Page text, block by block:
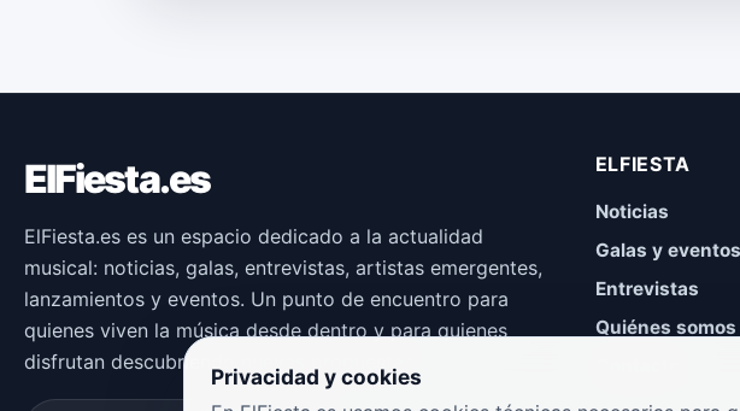
ElFiesta.es
ElFiesta.es es un espacio dedicado a la actualidad
musical: noticias, galas, entrevistas, artistas emergentes,
lanzamientos y eventos. Un punto de encuentro para
quienes viven la música desde dentro y para quienes
disfrutan descubriendo nuevas propuestas.
ELFIESTA
Noticias
Galas y eventos
Entrevistas
Quiénes somos
Privacidad y cookies